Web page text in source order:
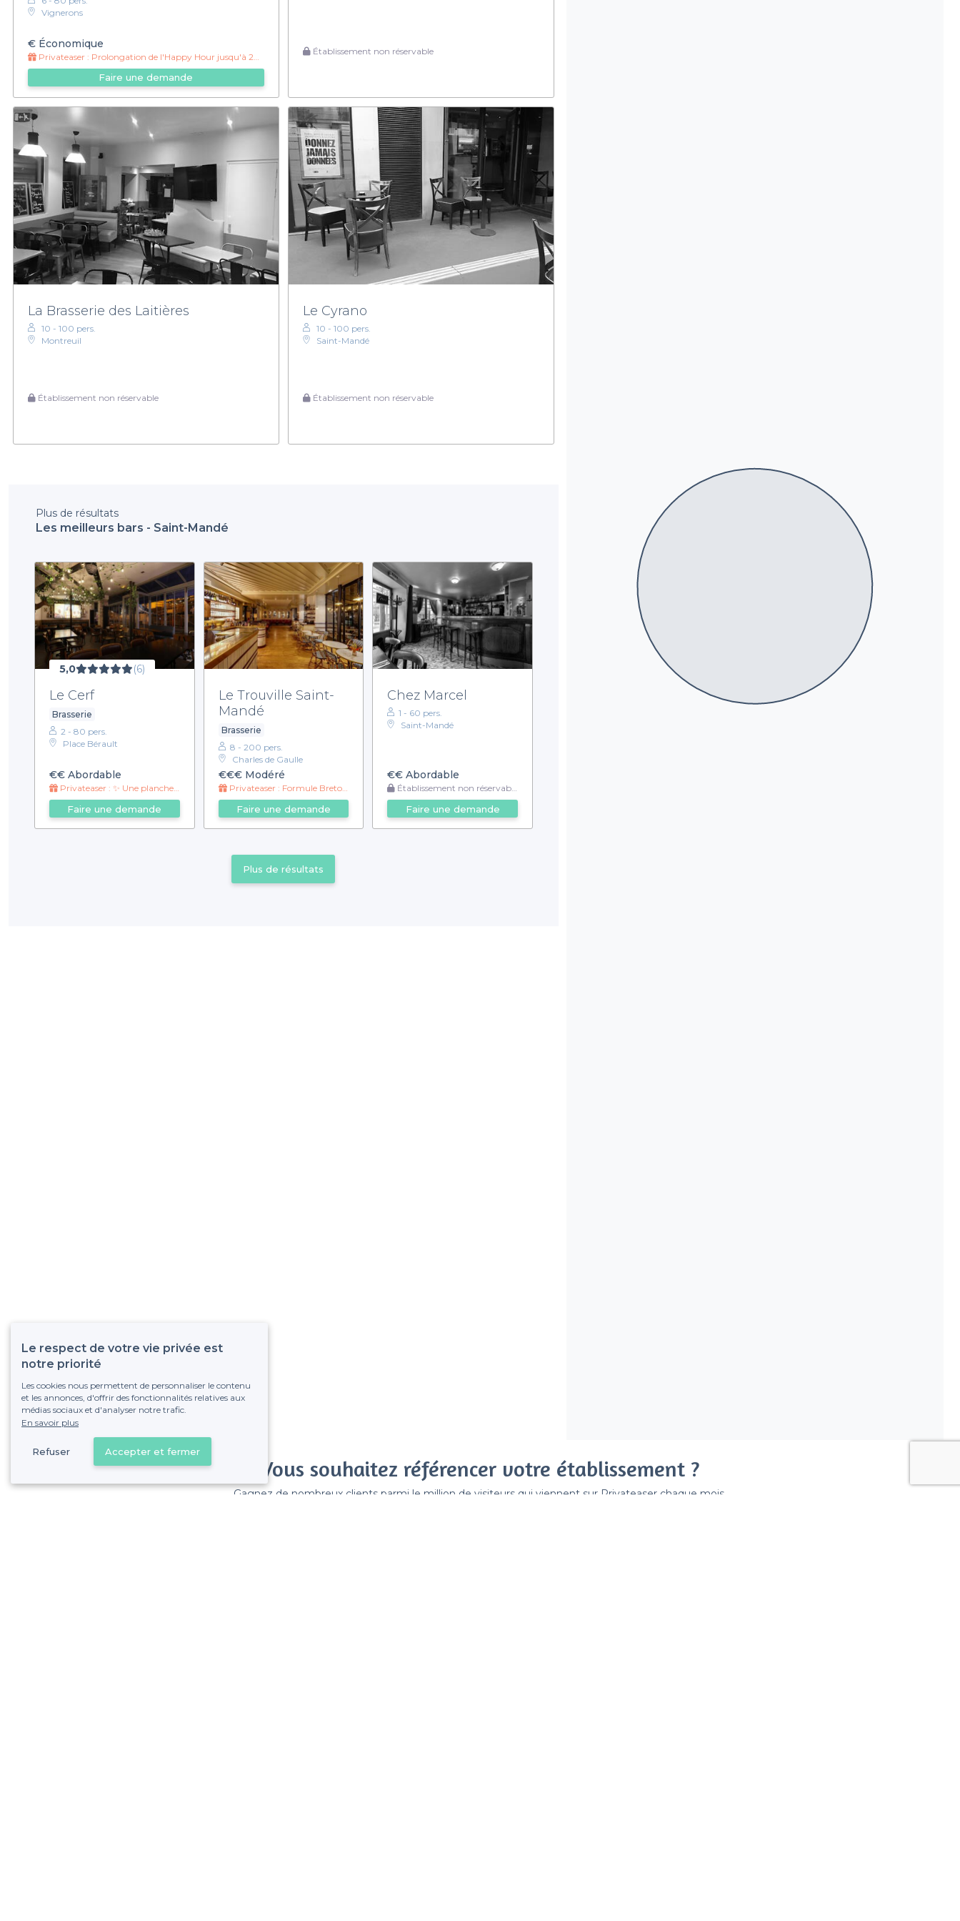
Vignerons
€ Économique
Privateaser : Prolongation de l'Happy Hour jusqu'à 22h !
Faire une demande
Établissement non réservable
La Brasserie des Laitières
10 - 100 pers.
Montreuil
Établissement non réservable
Le Cyrano
10 - 100 pers.
Saint-Mandé
Établissement non réservable
Plus de résultats
Les meilleurs bars - Saint-Mandé
5,0 (6)
Le Cerf
Brasserie
2 - 80 pers.
Place Bérault
€€ Abordable
Privateaser : ✨ Une planche de charcuterie à partager 🧀
Faire une demande
Le Trouville Saint-
Mandé
Brasserie
8 - 200 pers.
Charles de Gaulle
€€€Modéré
Privateaser : Formule Bretonne : 22€ ( 24 Huîtres Bretonne N°5 + 1 Verre de Vin Blanc (14cl)
Faire une demande
Chez Marcel
1 - 60 pers.
Saint-Mandé
€€ Abordable
Établissement non réservable
Faire une demande
Plus de résultats
Vous souhaitez référencer votre établissement ?
Gagnez de nombreux clients parmi le million de visiteurs qui viennent sur Privateaser chaque mois.
Le respect de votre vie privée est
notre priorité
Les cookies nous permettent de personnaliser le contenu
et les annonces, d'offrir des fonctionnalités relatives aux
médias sociaux et d'analyser notre trafic.
En savoir plus
Refuser Accepter et fermer